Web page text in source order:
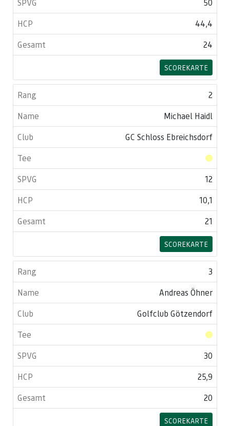
50
44,4
24
SCOREKARTE
2
Michael Haidl
GC Schloss Ebreichsdorf
12
10,1
21
SCOREKARTE
3
Andreas Öhner
Golfclub Götzendorf
30
25,9
20
SCOREKARTE